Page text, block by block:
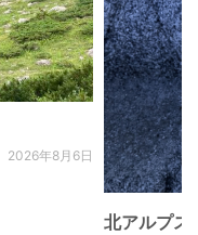
2026年8月6日
北アルプ